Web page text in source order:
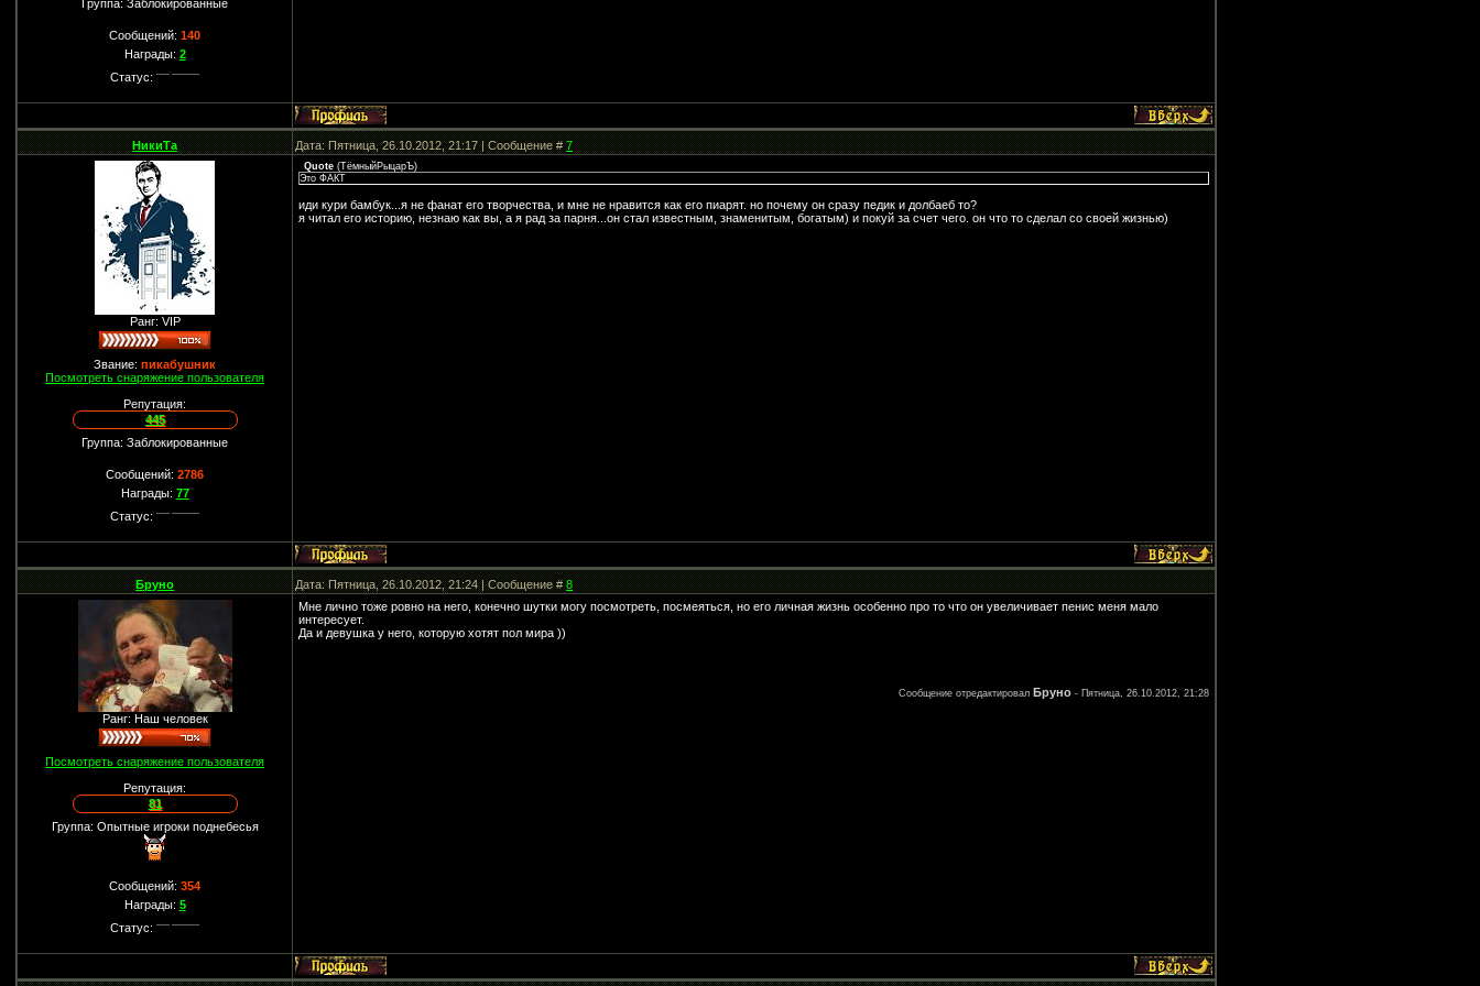
Группа: Заблокированные
Сообщений:140
Награды: 2
Статус:
НикиТа Дата: Пятница, 26.10.2012, 21:17 | Сообщение #7
Ранг: VIP
Звание:пикабушник
Посмотреть снаряжение пользователя
Репутация:
445
Группа: Заблокированные
Сообщений:2786
Награды: 77
Статус:
Quote (ТёмныйРыцарЪ)
Это ФАКТ
иди кури бамбук...я не фанат его творчества, и мне не нравится как его пиарят. но почему он сразу педик и долбаеб то?
я читал его историю, незнаю как вы, а я рад за парня...он стал известным, знаменитым, богатым) и покуй за счет чего. он что то сделал со своей жизнью)
Бруно Дата: Пятница, 26.10.2012, 21:24 | Сообщение #8
Ранг: Наш человек
Посмотреть снаряжение пользователя
Репутация:
81
Группа: Опытные игроки поднебесья
Сообщений:354
Награды: 5
Статус:
Мне лично тоже ровно на него, конечно шутки могу посмотреть, посмеяться, но его личная жизнь особенно про то что он увеличивает пенис меня мало
интересует.
Да и девушка у него, которую хотят пол мира ))
Сообщение отредактировал Бруно - Пятница, 26.10.2012, 21:28